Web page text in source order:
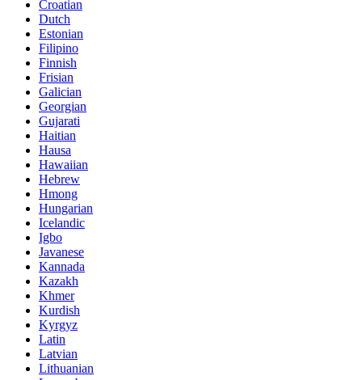
Croatian
Dutch
Estonian
Filipino
Finnish
Frisian
Galician
Georgian
Gujarati
Haitian
Hausa
Hawaiian
Hebrew
Hmong
Hungarian
Icelandic
Igbo
Javanese
Kannada
Kazakh
Khmer
Kurdish
Kyrgyz
Latin
Latvian
Lithuanian